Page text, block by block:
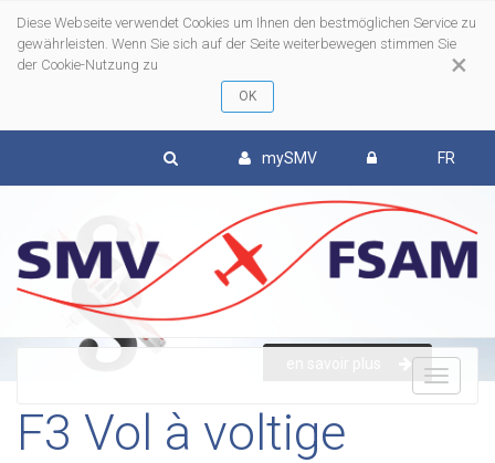
×
Diese Webseite verwendet Cookies um Ihnen den bestmöglichen Service zu
gewährleisten. Wenn Sie sich auf der Seite weiterbewegen stimmen Sie
der Cookie-Nutzung zu
mySMV FR
F3 Vol à voltige